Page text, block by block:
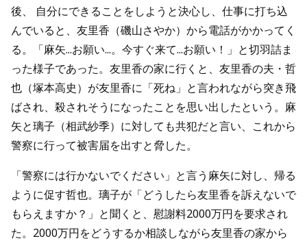
後、 自分にできることをしようと決心し、仕事に打ち込
んでいると、友里香（磯山さやか）から電話がかかってく
る。「麻矢...お願い...。今すぐ来て...お願い！」と切羽詰ま
った様子であった。友里香の家に行くと、友里香の夫・哲
也（塚本高史）が友里香に「死ね」と言われながら突き飛
ばされ、殺されそうになったことを思い出したという。麻
矢と璃子（相武紗季）に対しても共犯だと言い、これから
警察に行って被害届を出すと脅した。
「警察には行かないでください」と言う麻矢に対し、帰る
ように促す哲也。璃子が「どうしたら友里香を訴えないで
もらえますか？」と聞くと、慰謝料2000万円を要求され
た。2000万円をどうするか相談しながら友里香の家から